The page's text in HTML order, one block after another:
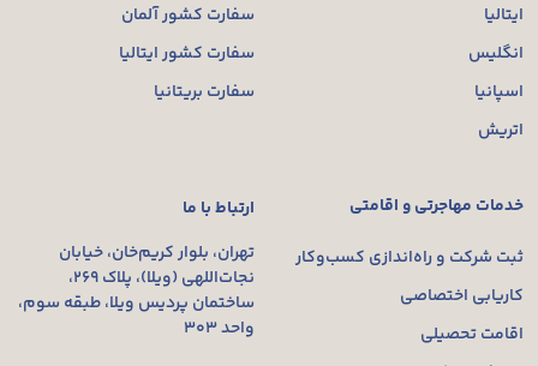
ایتالیا
انگلیس
اسپانیا
اتریش
سفارت کشور آلمان
سفارت کشور ایتالیا
سفارت بریتانیا
خدمات مهاجرتی و اقامتی
ثبت شرکت و راه‌اندازی کسب‌وکار
کاریابی اختصاصی
اقامت تحصیلی
ارتباط با ما
تهران، بلوار کریم‌خان، خیابان
نجات‌اللهی (ویلا)، پلاک ۲۶۹،
ساختمان پردیس ویلا، طبقه سوم،
واحد ۳۰۳